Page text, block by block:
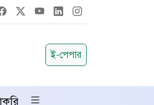
ই-পেপার